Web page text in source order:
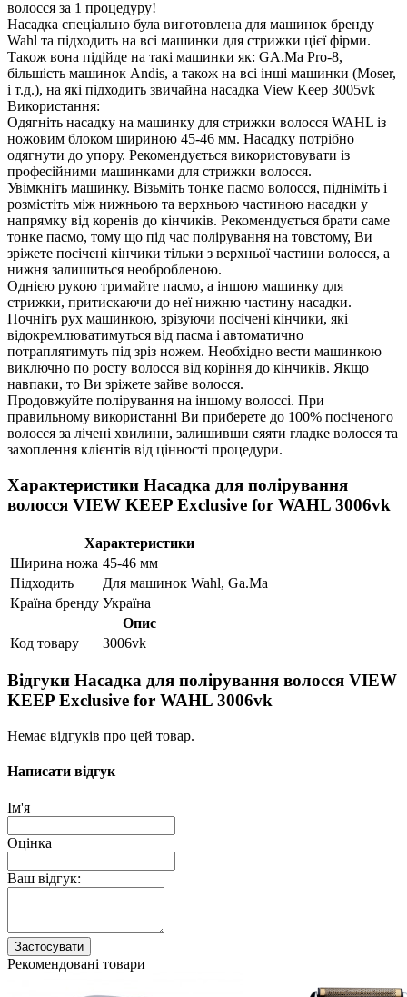
волосся за 1 процедуру!
Насадка спеціально була виготовлена ​​для машинок бренду
Wahl та підходить на всі машинки для стрижки цієї фірми.
Також вона підійде на такі машинки як: GA.Ma Pro-8,
більшість машинок Andis, а також на всі інші машинки (Moser,
і т.д.), на які підходить звичайна насадка View Keep 3005vk
Використання:
Одягніть насадку на машинку для стрижки волосся WAHL із
ножовим блоком шириною 45-46 мм. Насадку потрібно
одягнути до упору. Рекомендується використовувати із
професійними машинками для стрижки волосся.
Увімкніть машинку. Візьміть тонке пасмо волосся, підніміть і
розмістіть між нижньою та верхньою частиною насадки у
напрямку від коренів до кінчиків. Рекомендується брати саме
тонке пасмо, тому що під час полірування на товстому, Ви
зріжете посічені кінчики тільки з верхньої частини волосся, а
нижня залишиться необробленою.
Однією рукою тримайте пасмо, а іншою машинку для
стрижки, притискаючи до неї нижню частину насадки.
Почніть рух машинкою, зрізуючи посічені кінчики, які
відокремлюватимуться від пасма і автоматично
потраплятимуть під зріз ножем. Необхідно вести машинкою
виключно по росту волосся від коріння до кінчиків. Якщо
навпаки, то Ви зріжете зайве волосся.
Продовжуйте полірування на іншому волоссі. При
правильному використанні Ви приберете до 100% посіченого
волосся за лічені хвилини, залишивши сяяти гладке волосся та
захоплення клієнтів від цінності процедури.
Характеристики Насадка для полірування
волосся VIEW KEEP Exclusive for WAHL 3006vk
Характеристики
Ширина ножа 45-46 мм
Підходить
Для машинок Wahl, Ga.Ma
Країна бренду Україна
Опис
Код товару
3006vk
Відгуки Насадка для полірування волосся VIEW
KEEP Exclusive for WAHL 3006vk
Немає відгуків про цей товар.
Написати відгук
Ім'я
Оцінка
Ваш відгук:
Застосувати
Рекомендовані товари